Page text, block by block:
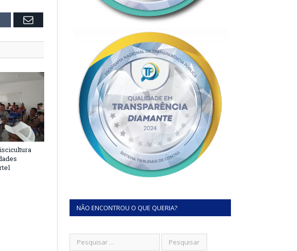
Email
NÃO ENCONTROU O QUE QUERIA?